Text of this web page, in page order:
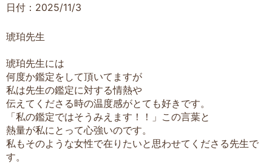
日付：2025/11/3
琥珀先生
琥珀先生には
何度か鑑定をして頂いてますが
私は先生の鑑定に対する情熱や
伝えてくださる時の温度感がとても好きです。
「私の鑑定ではそうみえます！！」この言葉と
熱量が私にとって心強いのです。
私もそのような女性で在りたいと思わせてくださる先生で
す。